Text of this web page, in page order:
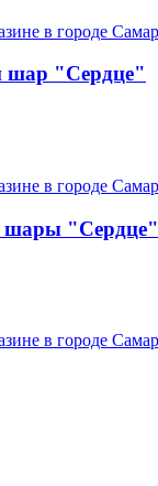
шар "Сердце"
шары "Сердце"